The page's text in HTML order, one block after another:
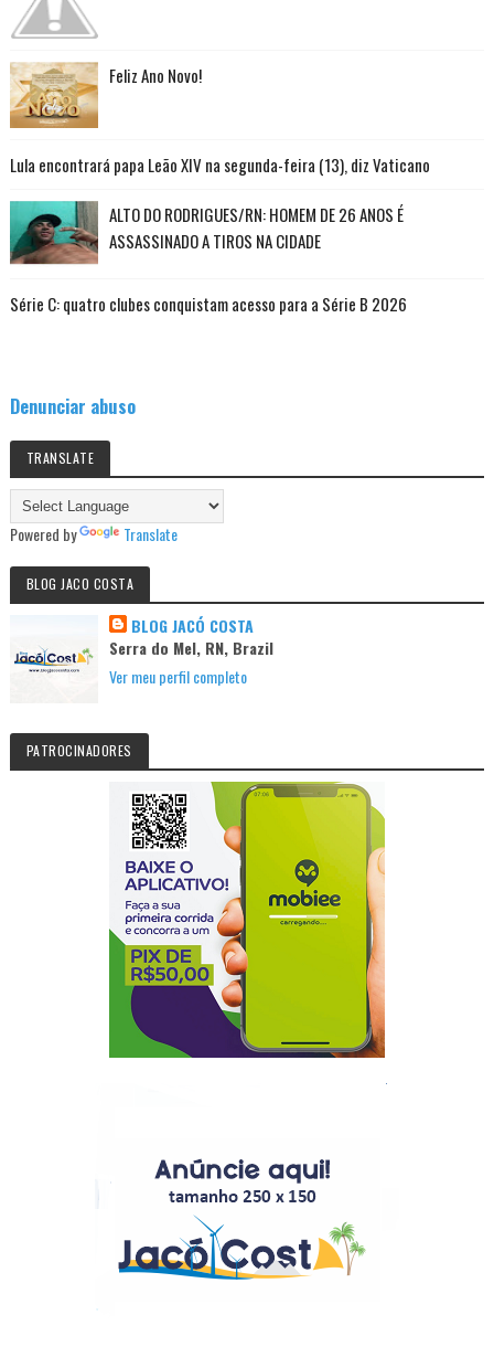
Feliz Ano Novo!
Lula encontrará papa Leão XIV na segunda-feira (13), diz Vaticano
ALTO DO RODRIGUES/RN: HOMEM DE 26 ANOS É
ASSASSINADO A TIROS NA CIDADE
Série C: quatro clubes conquistam acesso para a Série B 2026
Denunciar abuso
TRANSLATE
Powered by Translate
BLOG JACO COSTA
BLOG JACÓ COSTA
Serra do Mel, RN, Brazil
Ver meu perfil completo
PATROCINADORES